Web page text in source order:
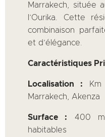
Marrakech, située
l’Ourika. Cette
combinaison
et d’élégance.
Caractéristiques
Localisation : Km
Marrakech, Akenza
Surface : 400
habitables